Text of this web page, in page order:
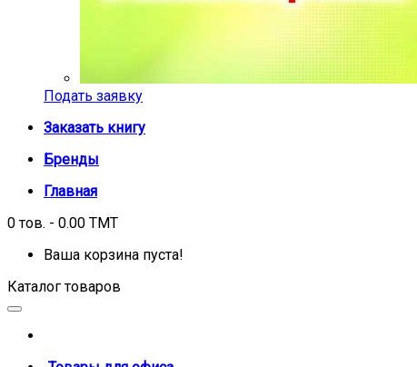
Подать заявку
Заказать книгу
Бренды
Главная
0 тов. - 0.00 TMT
Ваша корзина пуста!
Каталог товаров